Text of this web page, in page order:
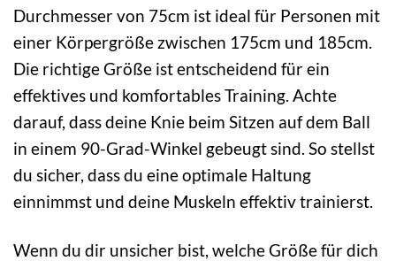
Durchmesser von 75cm ist ideal für Personen mit
einer Körpergröße zwischen 175cm und 185cm.
Die richtige Größe ist entscheidend für ein
effektives und komfortables Training. Achte
darauf, dass deine Knie beim Sitzen auf dem Ball
in einem 90-Grad-Winkel gebeugt sind. So stellst
du sicher, dass du eine optimale Haltung
einnimmst und deine Muskeln effektiv trainierst.
Wenn du dir unsicher bist, welche Größe für dich